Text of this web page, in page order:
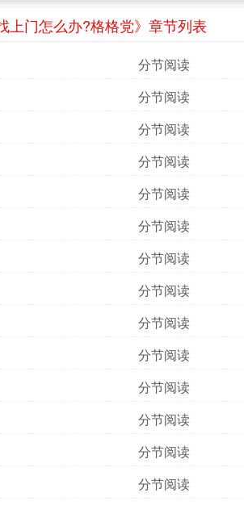
上门怎么办?格格党》章节列表
分节阅读
分节阅读
分节阅读
分节阅读
分节阅读
分节阅读
分节阅读
分节阅读
分节阅读
分节阅读
分节阅读
分节阅读
分节阅读
分节阅读